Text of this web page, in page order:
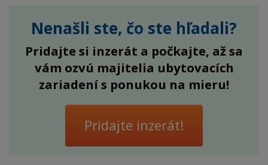
Nenašli ste, čo ste hľadali?
Pridajte si inzerát a počkajte, až sa
vám ozvú majitelia ubytovacích
zariadení s ponukou na mieru!
Pridajte inzerát!